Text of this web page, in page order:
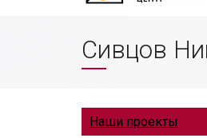
Сивцов
Наши проекты